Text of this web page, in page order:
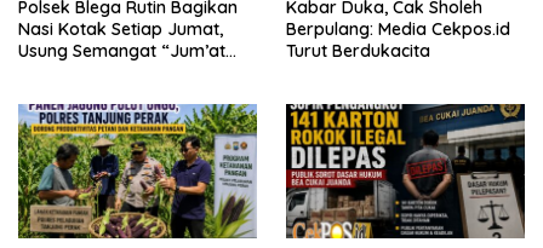
Polsek Blega Rutin Bagikan
Nasi Kotak Setiap Jumat,
Usung Semangat “Jum’at
Kabar Duka, Cak Sholeh
Berpulang: Media Cekpos.id
Turut Berdukacita